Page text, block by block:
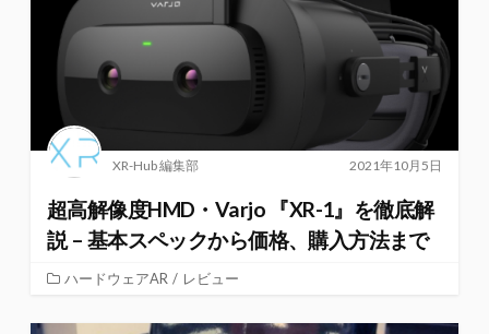
2021年10月5日
XR-Hub 編集部
超高解像度HMD・Varjo 『XR-1』を徹底解
説 – 基本スペックから価格、購入方法まで
ハードウェアAR / レビュー